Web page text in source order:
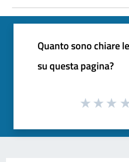
Quanto sono chiare
su questa pagina?